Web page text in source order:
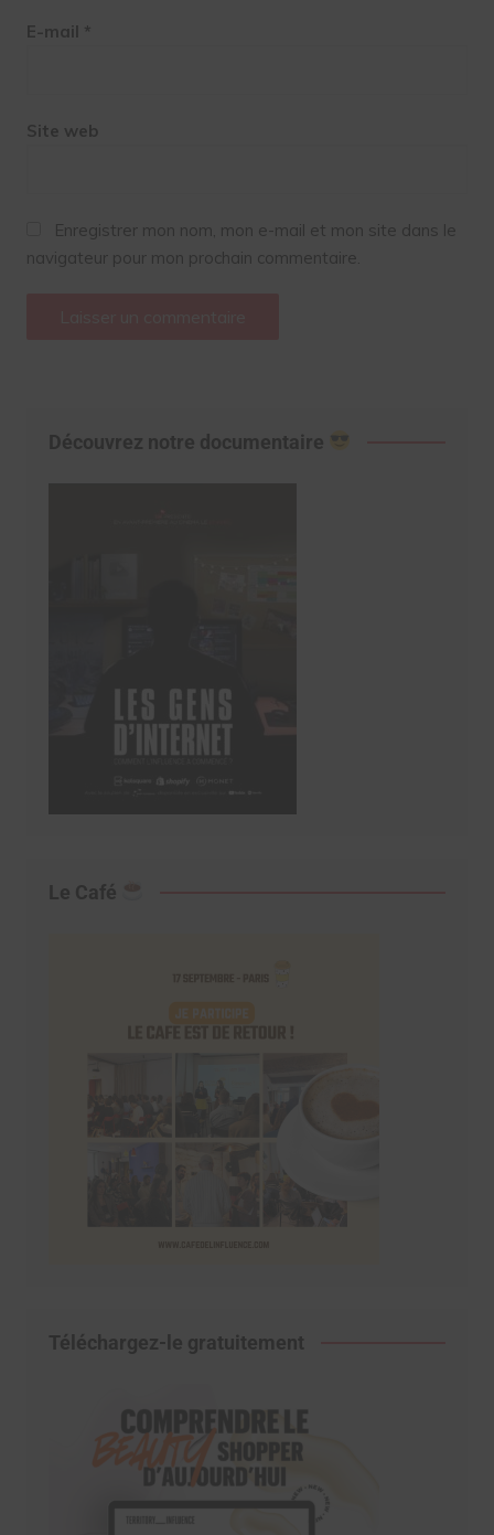
E-mail *
Site web
Enregistrer mon nom, mon e-mail et mon site dans le
navigateur pour mon prochain commentaire.
Découvrez notre documentaire
Le Café
Téléchargez-le gratuitement